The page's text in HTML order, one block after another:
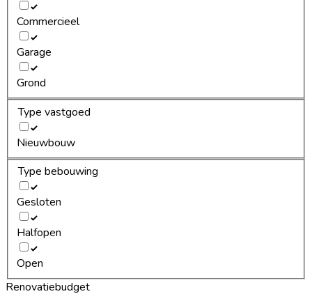
Commercieel
Garage
Grond
Type vastgoed
Nieuwbouw
Type bebouwing
Gesloten
Halfopen
Open
Renovatiebudget